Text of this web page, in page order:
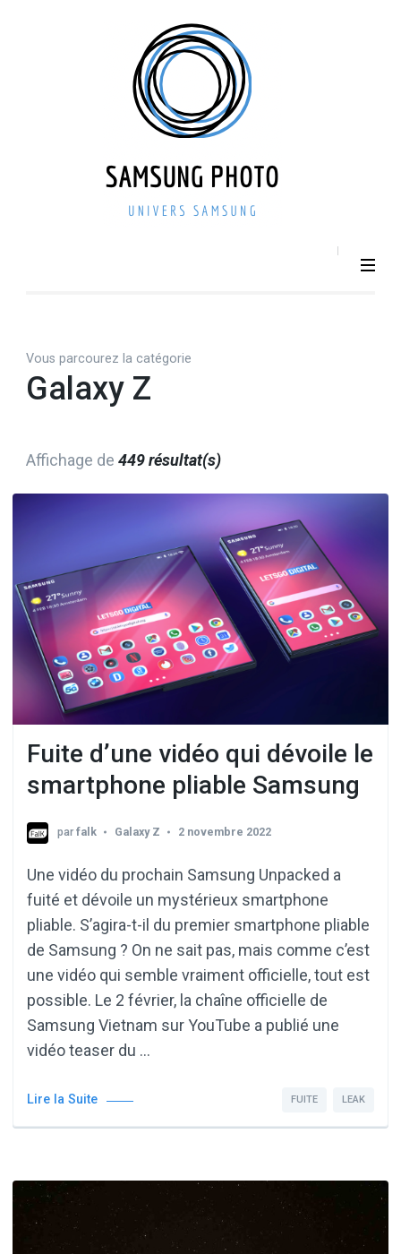
Vous parcourez la catégorie
Galaxy Z
Affichage de 449 résultat(s)
Fuite d’une vidéo qui dévoile le
smartphone pliable Samsung
parfalk Galaxy Z 2 novembre 2022
Une vidéo du prochain Samsung Unpacked a
fuité et dévoile un mystérieux smartphone
pliable. S’agira-t-il du premier smartphone pliable
de Samsung ? On ne sait pas, mais comme c’est
une vidéo qui semble vraiment officielle, tout est
possible. Le 2 février, la chaîne officielle de
Samsung Vietnam sur YouTube a publié une
vidéo teaser du …
Lire la Suite FUITE LEAK